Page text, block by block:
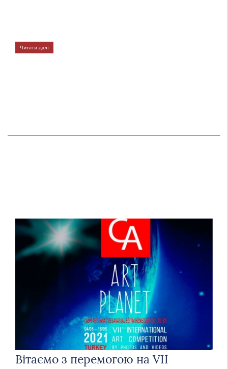
Читати далі
Вітаємо з перемогою на VII